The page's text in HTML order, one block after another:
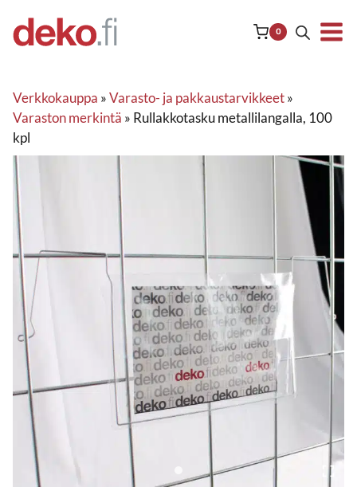
sisältöön
0
Verkkokauppa »Varasto- ja pakkaustarvikkeet»
Varaston merkintä » Rullakkotasku metallilangalla, 100
kpl